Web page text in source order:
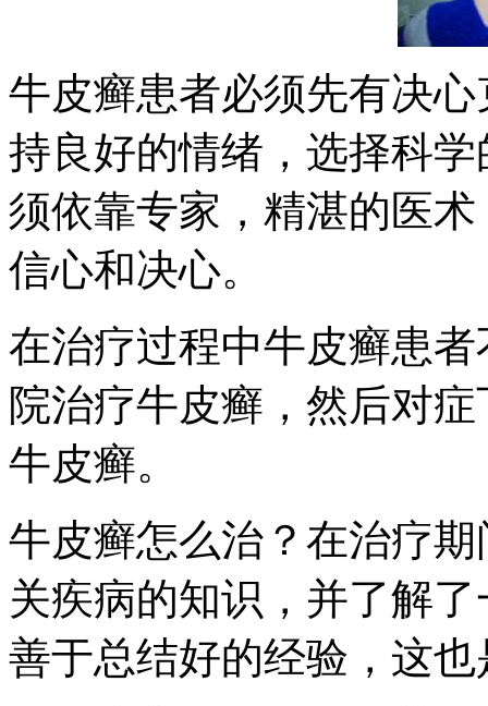
牛皮癣患者必须先有决
持良好的情绪，选择科
须依靠专家，精湛的医
信心和决心。
在治疗过程中牛皮癣患
院治疗牛皮癣，然后对
牛皮癣。
牛皮癣怎么治？在治疗
关疾病的知识，并了解
善于总结好的经验，这